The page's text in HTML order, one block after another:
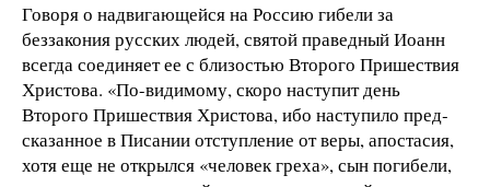
Говоря о надвигающейся на Россию гибели за
беззакония русских людей, святой праведный Иоанн
всегда соединяет ее с близостью Второго Пришествия
Христова. «По-видимому, скоро наступит день
Второго Пришествия Христова, ибо наступило пред­
ска­занное в Писании отступление от веры, апостасия,
хотя еще не открылся «человек греха», сын погибели,